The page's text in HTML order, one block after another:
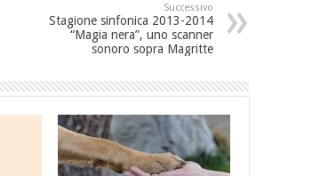
Successivo
Stagione sinfonica 2013-2014
“Magia nera”, uno scanner
sonoro sopra Magritte